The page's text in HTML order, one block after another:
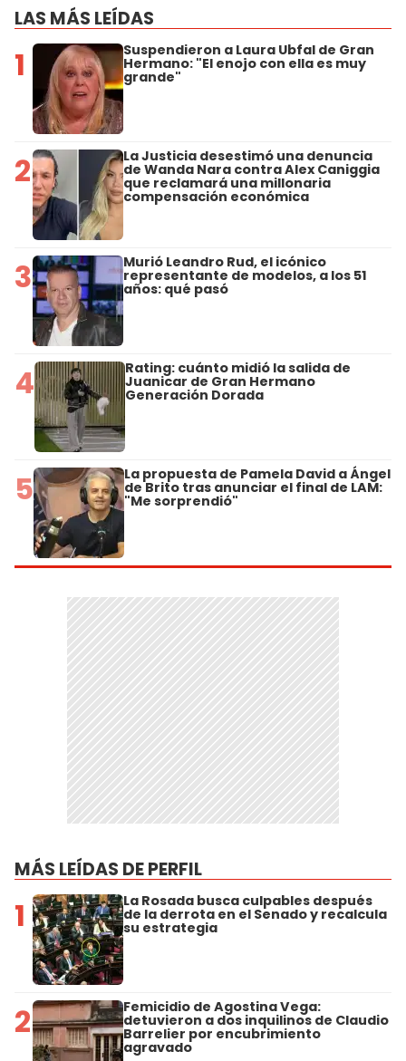
LAS MÁS LEÍDAS
1 Suspendieron a Laura Ubfal de Gran
Hermano: "El enojo con ella es muy
grande"
2 La Justicia desestimó una denuncia
de Wanda Nara contra Alex Caniggia
que reclamará una millonaria
compensación económica
3 Murió Leandro Rud, el icónico
representante de modelos, a los 51
años: qué pasó
4 Rating: cuánto midió la salida de
Juanicar de Gran Hermano
Generación Dorada
5 La propuesta de Pamela David a Ángel
de Brito tras anunciar el final de LAM:
"Me sorprendió"
MÁS LEÍDAS DE PERFIL
1 La Rosada busca culpables después
de la derrota en el Senado y recalcula
su estrategia
2 Femicidio de Agostina Vega:
detuvieron a dos inquilinos de Claudio
Barrelier por encubrimiento
agravado